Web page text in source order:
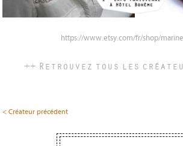
https://www.etsy.com/fr/shop/
++ Retrouvez tous les
< Créateur précédent